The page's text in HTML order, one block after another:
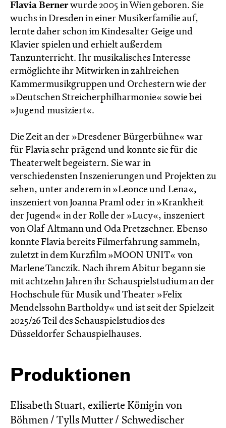
Flavia Bernerwurde 2005 in Wien geboren. Sie
wuchs in Dresden in einer Musikerfamilie auf,
lernte daher schon im Kindesalter Geige und
Klavier spielen und erhielt außerdem
Tanzunterricht. Ihr musikalisches Interesse
ermöglichte ihr Mitwirken in zahlreichen
Kammermusikgruppen und Orchestern wie der
»Deutschen Streicherphilharmonie« sowie bei
»Jugend musiziert«.
Die Zeit an der »Dresdener Bürgerbühne« war
für Flavia sehr prägend und konnte sie für die
Theaterwelt begeistern. Sie war in
verschiedensten Inszenierungen und Projekten zu
sehen, unter anderem in »Leonce und Lena«,
inszeniert von Joanna Praml oder in »Krankheit
der Jugend« in der Rolle der »Lucy«, inszeniert
von Olaf Altmann und Oda Pretzschner. Ebenso
konnte Flavia bereits Filmerfahrung sammeln,
zuletzt in dem Kurzfilm »MOON UNIT« von
Marlene Tanczik. Nach ihrem Abitur begann sie
mit achtzehn Jahren ihr Schauspielstudium an der
Hochschule für Musik und Theater »Felix
Mendelssohn Bartholdy« und ist seit der Spielzeit
2025/26 Teil des Schauspielstudios des
Düsseldorfer Schauspielhauses.
Produktionen
Elisabeth Stuart, exilierte Königin von
Böhmen / Tylls Mutter / Schwedischer